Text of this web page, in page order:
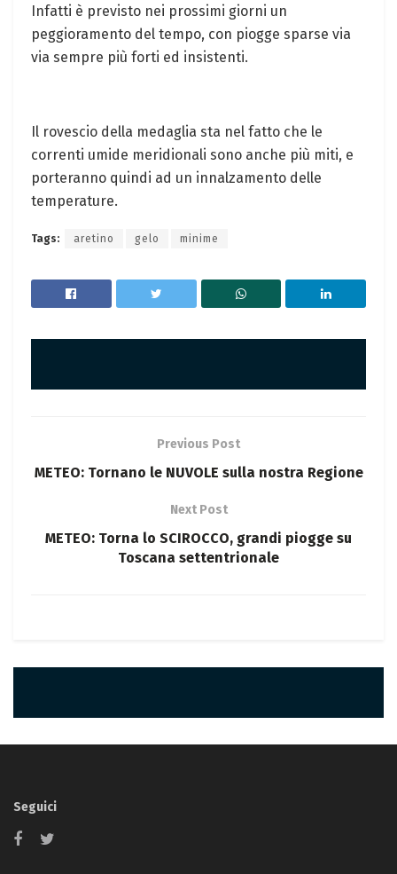
Infatti è previsto nei prossimi giorni un
peggioramento del tempo, con piogge sparse via
via sempre più forti ed insistenti.
Il rovescio della medaglia sta nel fatto che le
correnti umide meridionali sono anche più miti, e
porteranno quindi ad un innalzamento delle
temperature.
Tags: aretino gelo minime
Previous Post
METEO: Tornano le NUVOLE sulla nostra Regione
Next Post
METEO: Torna lo SCIROCCO, grandi piogge su
Toscana settentrionale
Seguici